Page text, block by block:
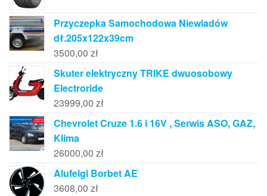
Przyczepka Samochodowa Niewiadów
dł.205x122x39cm
3500,00 zł
Skuter elektryczny TRIKE dwuosobowy
Electroride
23999,00 zł
Chevrolet Cruze 1.6 i 16V , Serwis ASO, GAZ,
Klima
26000,00 zł
Alufelgi Borbet AE
3608,00 zł